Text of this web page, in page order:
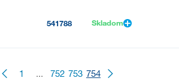
541788 Skladom
1 ... 752 753 754